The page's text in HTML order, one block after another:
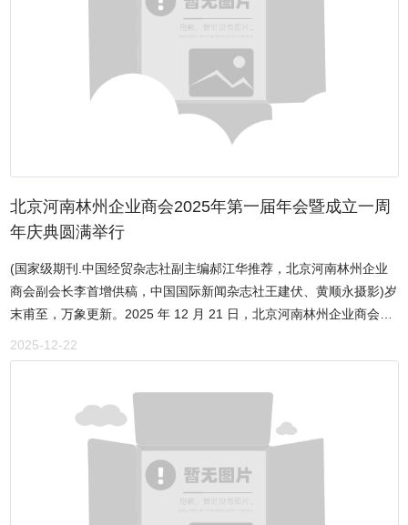
务工作的详细介绍，对福利院以“开门办院”为抓手，主动链接社会资
化服务”的落实成果，让企业家们看到了福利事业专业化发展的坚实步
伐。随后，大家实地参观了特殊教育、康复及类家庭等区域，察看了
残疾儿童康复、孤残儿童养育及类家庭设置现场。福利院在孤残儿童
养育、残疾儿童康复等方面的专业水准，以及全体工作人员爱岗敬业
决心。座谈会上，企业家们与福利院就合作共建展开了坦诚而深入的
交流。李璐宁院长详细阐述的“开门办院”实践经验与合作诉求，精准
契合了企业参与公益的方向。围绕资源共享、服务协同等关键议题，
意建立常态化沟通机制，并就改善供养人员居住环境达成初步合作意
向。
北京河南林州企业商会2025年第一届年会暨成立一周
年庆典圆满举行
(国家级期刊.中国经贸杂志社副主编郝江华推荐，北京河南林州企业
商会副会长李首增供稿，中国国际新闻杂志社王建伏、黄顺永摄影)岁
末甫至，万象更新。2025 年 12 月 21 日，北京河南林州企业商会
行。来自林州的林州市原市长、国家环境保护部人事司原司长李庆
会执行会长周胜利等专家领导参加了会议，来自家乡林州市的市委常
委、统战部部长陈佳，林州市副市长李蕾，安阳林州商会会长殷保民
等各级领导和社会各界嘉宾、在京林州籍企业家、乡贤以及优秀青年
代表近三百人齐聚一堂，共叙桑梓之情，共商发展大计，共绘未来蓝
图。 乡音乡情汇聚，共启华美篇章 该日14时，参会嘉宾开始
2025-12-22